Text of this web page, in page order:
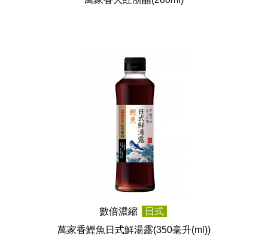
數倍濃縮
日式
萬家香鰹魚日式鮮湯露(350毫升(ml))